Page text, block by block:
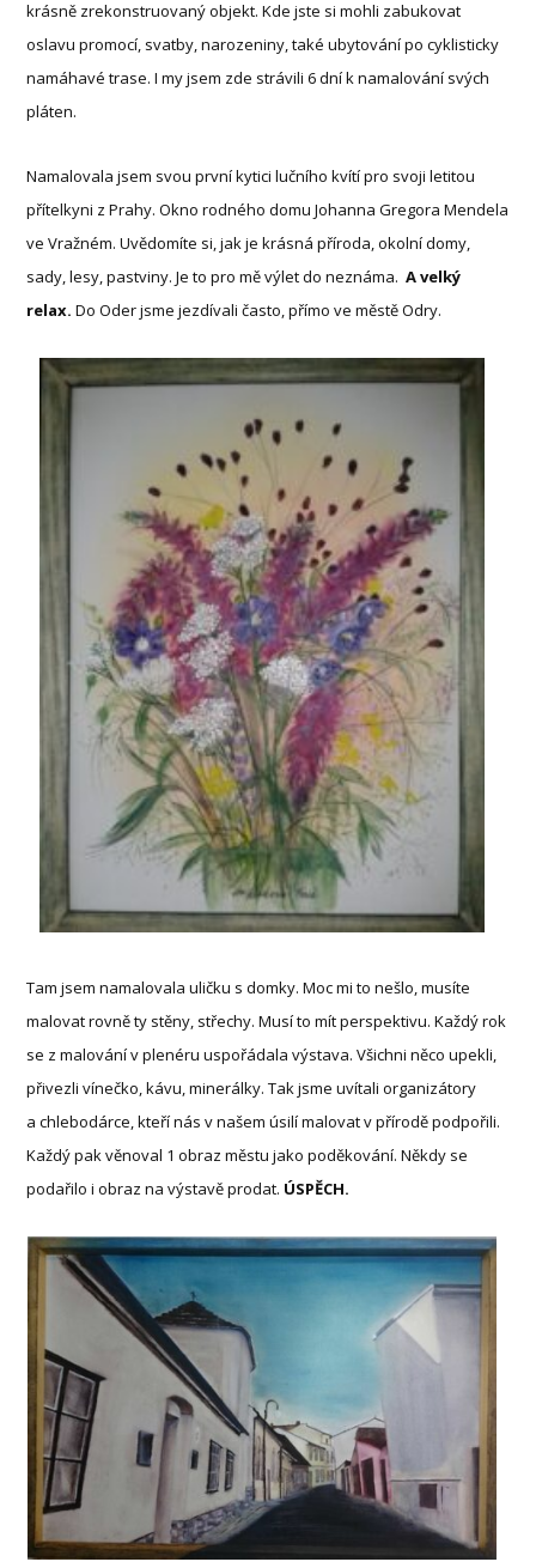
krásně zrekonstruovaný objekt. Kde jste si mohli zabukovat
oslavu promocí, svatby, narozeniny, také ubytování po cyklisticky
namáhavé trase. I my jsem zde strávili 6 dní k namalování svých
pláten.
Namalovala jsem svou první kytici lučního kvítí pro svoji letitou
přítelkyni z Prahy. Okno rodného domu Johanna Gregora Mendela
ve Vražném. Uvědomíte si, jak je krásná příroda, okolní domy,
sady, lesy, pastviny. Je to pro mě výlet do neznáma.A velký
relax.Do Oder jsme jezdívali často, přímo ve městě Odry.
Tam jsem namalovala uličku s domky. Moc mi to nešlo, musíte
malovat rovně ty stěny, střechy. Musí to mít perspektivu. Každý rok
se z malování v plenéru uspořádala výstava. Všichni něco upekli,
přivezli vínečko, kávu, minerálky. Tak jsme uvítali organizátory
a chlebodárce, kteří nás v našem úsilí malovat v přírodě podpořili.
Každý pak věnoval 1 obraz městu jako poděkování. Někdy se
podařilo i obraz na výstavě prodat. ÚSPĚCH.